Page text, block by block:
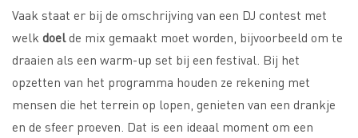
Vaak staat er bij de omschrijving van een DJ contest met
welk doelde mix gemaakt moet worden, bijvoorbeeld om te
draaien als een warm-up set bij een festival. Bij het
opzetten van het programma houden ze rekening met
mensen die het terrein op lopen, genieten van een drankje
en de sfeer proeven. Dat is een ideaal moment om een